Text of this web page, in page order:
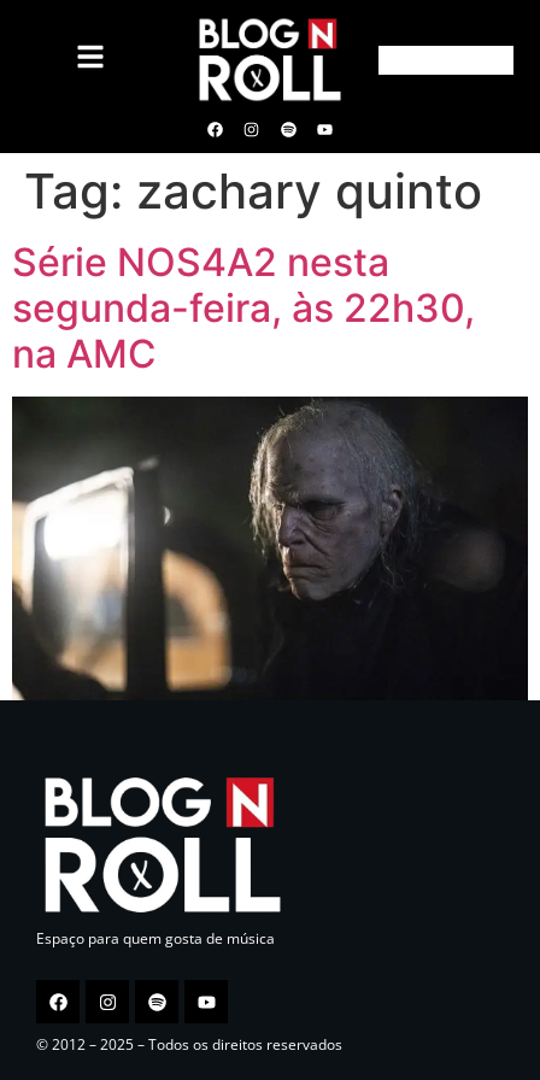
Tag: zachary quinto
Série NOS4A2 nesta
segunda-feira, às 22h30,
na AMC
Espaço para quem gosta de música
© 2012 – 2025 – Todos os direitos reservados